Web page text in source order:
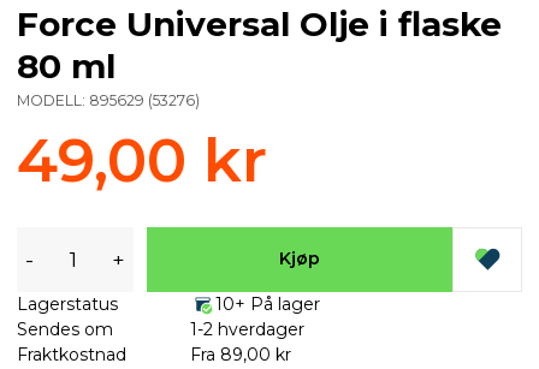
Force Universal Olje i flaske
80 ml
MODELL: 895629 (53276)
49,00 kr
- + Kjøp
Lagerstatus
10+ På lager
Sendes om
1-2 hverdager
Fraktkostnad
Fra 89,00 kr